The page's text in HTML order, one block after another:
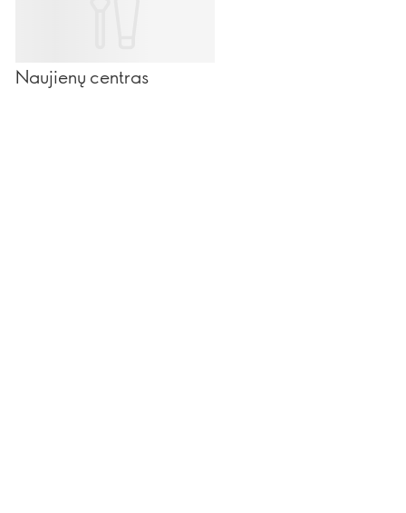
Naujienų centras